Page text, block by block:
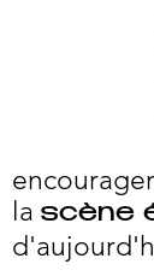
encourager
la scène